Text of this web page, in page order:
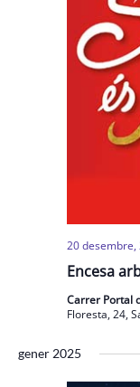
Encesa
20 desembre,
Carrer Portal
Floresta, 24,
gener 2025